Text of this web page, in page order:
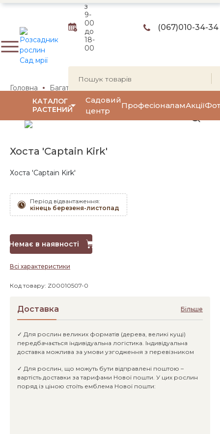
з
9-
00
до
18-
00
(067)010-34-34
КАТАЛОГ
РАСТЕНИЙ
Садовий
центр
ПрофесіоналамАкції
Головна Багаторічні квіти та трави
Хоста 'Captain Kirk'
Хоста 'Captain Kirk'
Період відвантаження:
кінець березеня-листопад
Немає в наявності
Всі характеристики
Код товару: Z00010507-0
Доставка Більше
✓ Для рослин великих форматів (дерева, великі кущі)
передбачається індивідуальна логістика. Індивідуальна
доставка можлива за умови узгодження з перевізником
✓ Для рослин, що можуть бути відправлені поштою –
вартість доставки за тарифами Нової пошти. У цих рослин
поряд із ціною стоїть емблема Нової пошти: